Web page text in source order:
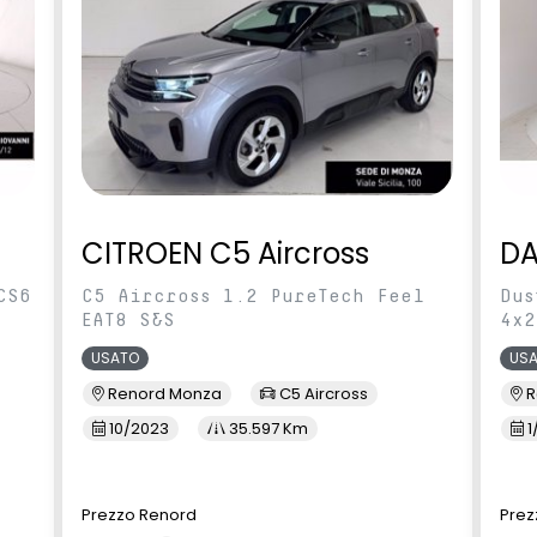
e intervento
involontario
Sistema di frenata d'emergenza
intelligente con riconoscimento
pedoni e ciclisti
Specchietti regolabili
elettricamente con indicatori di
direzione integrati
con
sicurezza non allacciate (anteriori
e posterori
touch lato
(Audio +
CITROEN C5 Aircross
C5 Aircross 1.2 PureTech Feel
EAT8 S&S
USATO
Renord Monza
C5 Aircross
10/2023
35.597 Km
Prezzo Renord